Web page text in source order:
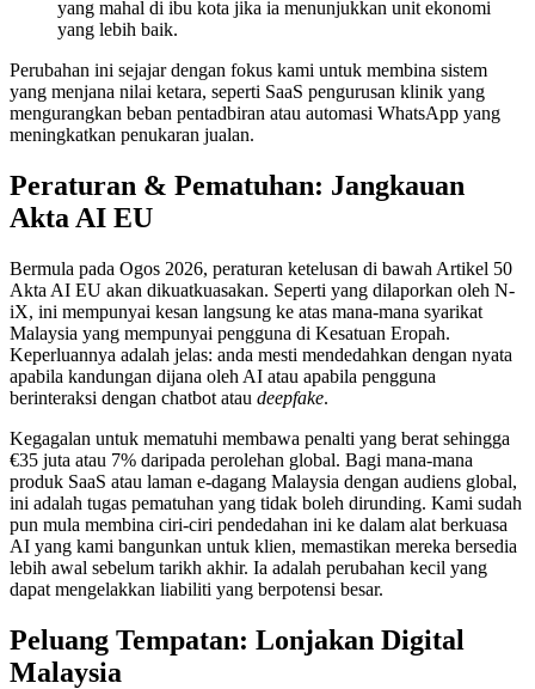
yang mahal di ibu kota jika ia menunjukkan unit ekonomi
yang lebih baik.
Perubahan ini sejajar dengan fokus kami untuk membina sistem
yang menjana nilai ketara, seperti SaaS pengurusan klinik yang
mengurangkan beban pentadbiran atau automasi WhatsApp yang
meningkatkan penukaran jualan.
Peraturan & Pematuhan: Jangkauan
Akta AI EU
Bermula pada Ogos 2026, peraturan ketelusan di bawah Artikel 50
Akta AI EU akan dikuatkuasakan. Seperti yang dilaporkan oleh N-
iX, ini mempunyai kesan langsung ke atas mana-mana syarikat
Malaysia yang mempunyai pengguna di Kesatuan Eropah.
Keperluannya adalah jelas: anda mesti mendedahkan dengan nyata
apabila kandungan dijana oleh AI atau apabila pengguna
berinteraksi dengan chatbot atau deepfake.
Kegagalan untuk mematuhi membawa penalti yang berat sehingga
€35 juta atau 7% daripada perolehan global. Bagi mana-mana
produk SaaS atau laman e-dagang Malaysia dengan audiens global,
ini adalah tugas pematuhan yang tidak boleh dirunding. Kami sudah
pun mula membina ciri-ciri pendedahan ini ke dalam alat berkuasa
AI yang kami bangunkan untuk klien, memastikan mereka bersedia
lebih awal sebelum tarikh akhir. Ia adalah perubahan kecil yang
dapat mengelakkan liabiliti yang berpotensi besar.
Peluang Tempatan: Lonjakan Digital
Malaysia